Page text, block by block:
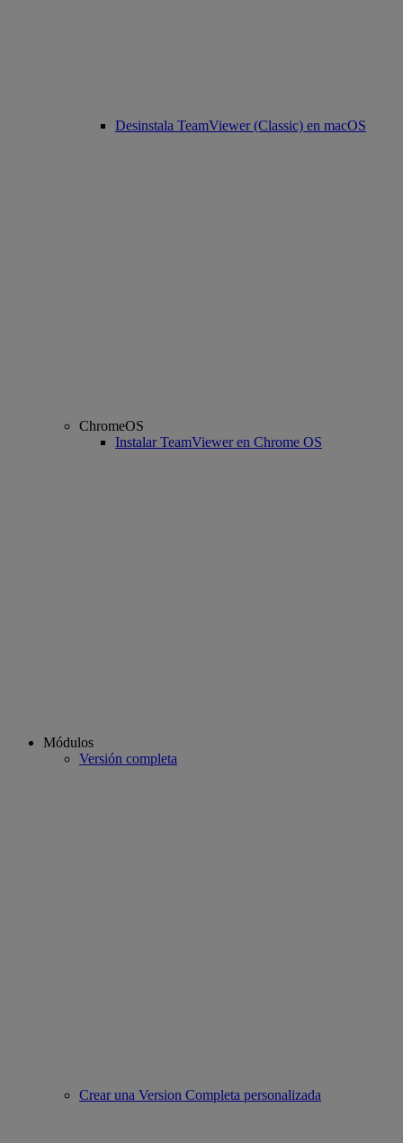
Desinstala TeamViewer (Classic) en macOS
ChromeOS
Instalar TeamViewer en Chrome OS
Módulos
Versión completa
Crear una Version Completa personalizada